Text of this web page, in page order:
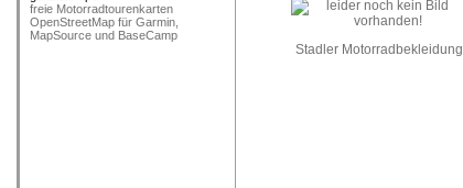
freie Motorradtourenkarten
OpenStreetMap für Garmin,
MapSource und BaseCamp
Stadler Motorradbekleidung